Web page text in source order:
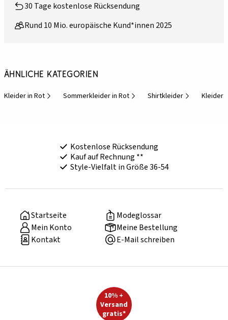
30 Tage kostenlose Rücksendung
Rund 10 Mio. europäische Kund*innen 2025
Ähnliche Kategorien
Kleider in Rot Sommerkleider in Rot Shirtkleider Kleider
Kostenlose Rücksendung
Kauf auf Rechnung **
Style-Vielfalt in Größe 36-54
Startseite
Modeglossar
Mein Konto
Meine Bestellung
Kontakt
E-Mail schreiben
10% +
Versand
gratis*